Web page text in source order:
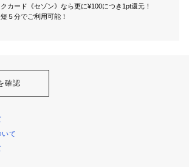
カード《セゾン》なら更に¥100につき1pt還元！
５分でご利用可能！
確認
いて